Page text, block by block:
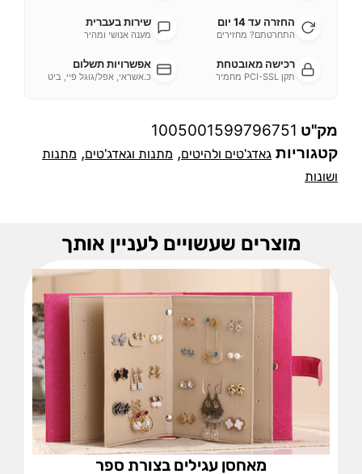
החזרה עד 14 יום
התחרטתם? מחזירים
שירות בעברית
מענה אנושי ומהיר
רכישה מאובטחת
תקן PCI-SSL מחמיר
אפשרויות תשלום
כ.אשראי, אפל/גוגל פיי, ביט
מק"ט 1005001599796751
קטגוריות גאדג'טים ולהיטים, מתנות וגאדג'טים, מתנות
ושונות
מוצרים שעשויים לעניין אותך
מאחסן עגילים בצורת ספר